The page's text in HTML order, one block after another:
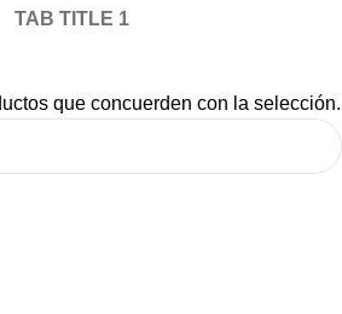
TAB TITLE 1
que concuerden con la selección.